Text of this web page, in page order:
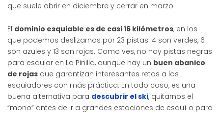
que suele abrir en diciembre y cerrar en marzo.
El dominio esquiable es de casi 16 kilómetros, en los
que podemos deslizarnos por 23 pistas: 4 son verdes, 6
son azules y 13 son rojas. Como ves, no hay pistas negras
para esquiar en La Pinilla, aunque hay un buen abanico
de rojas que garantizan interesantes retos a los
esquiadores con más práctica. En todo caso, es una
buena alternativa para descubrir el ski, quitarnos el
“mono” antes de ir a grandes estaciones de esquí o para